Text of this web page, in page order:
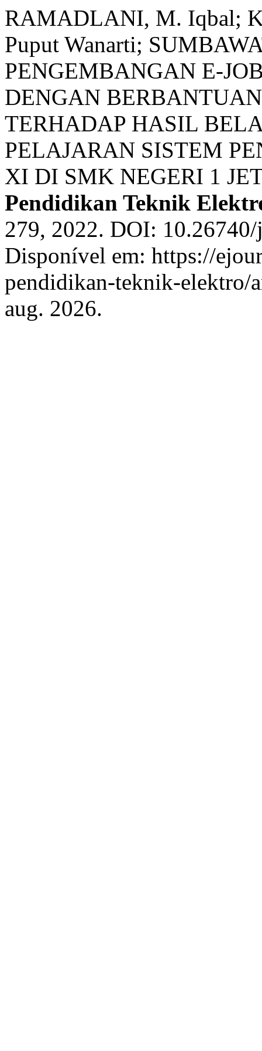
RAMADLANI, M. Iqbal;
Puput Wanarti;
PENGEMBANGAN E-
DENGAN
TERHADAP HASIL
PELAJARAN SISTEM
XI DI SMK NEGERI 1
Pendidikan Teknik
279, 2022. DOI:
Disponível em: https://
pendidikan-teknik-elektro/
aug. 2026.